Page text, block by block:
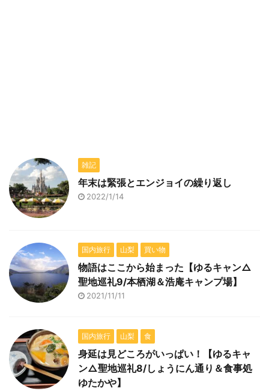
雑記
年末は緊張とエンジョイの繰り返し
2022/1/14
国内旅行 山梨 買い物
物語はここから始まった【ゆるキャン△
聖地巡礼9/本栖湖＆浩庵キャンプ場】
2021/11/11
国内旅行 山梨 食
身延は見どころがいっぱい！【ゆるキャ
ン△聖地巡礼8/しょうにん通り＆食事処
ゆたかや】